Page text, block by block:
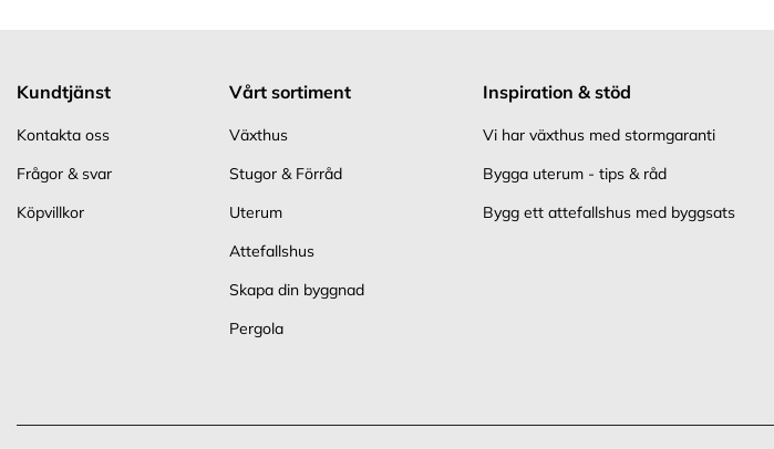
Kundtjänst
Kontakta oss
Frågor & svar
Köpvillkor
Vårt sortiment
Växthus
Stugor & Förråd
Uterum
Attefallshus
Skapa din byggnad
Pergola
Inspiration & stöd
Vi har växthus med stormgaranti
Bygga uterum - tips & råd
Bygg ett attefallshus med byggsats